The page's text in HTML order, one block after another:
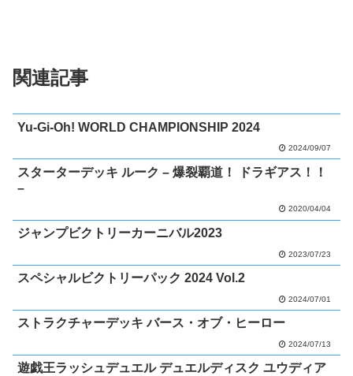
関連記事
Yu-Gi-Oh! WORLD CHAMPIONSHIP 2024
2024/09/07
スターターデッキ ルーク – 爆裂覇道！ ドラギアス！！
–
2020/04/04
ジャンプビクトリーカーニバル2023
2023/07/23
スペシャルビクトリーパック 2024 Vol.2
2024/07/01
ストラクチャーデッキ バース・オブ・ヒーロー
2024/07/13
遊戯王ラッシュデュエル デュエルディスク ユウディア